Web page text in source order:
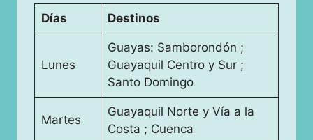
Días Destinos
Lunes
Guayas: Samborondón ;
Guayaquil Centro y Sur ;
Santo Domingo
Martes
Guayaquil Norte y Vía a la
Costa ; Cuenca